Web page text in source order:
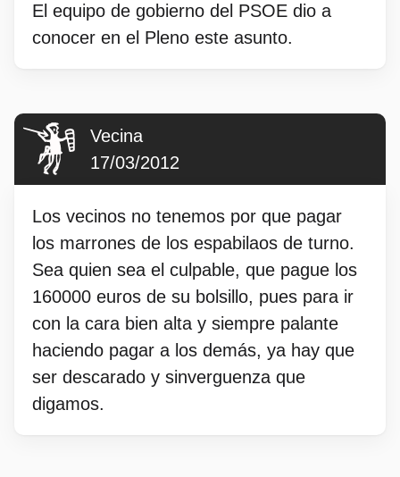
El equipo de gobierno del PSOE dio a
conocer en el Pleno este asunto.
Vecina
17/03/2012
Los vecinos no tenemos por que pagar
los marrones de los espabilaos de turno.
Sea quien sea el culpable, que pague los
160000 euros de su bolsillo, pues para ir
con la cara bien alta y siempre palante
haciendo pagar a los demás, ya hay que
ser descarado y sinverguenza que
digamos.